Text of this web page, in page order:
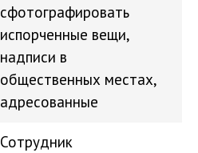
сфотографировать
испорченные вещи,
надписи в
общественных местах,
адресованные
Сотрудник